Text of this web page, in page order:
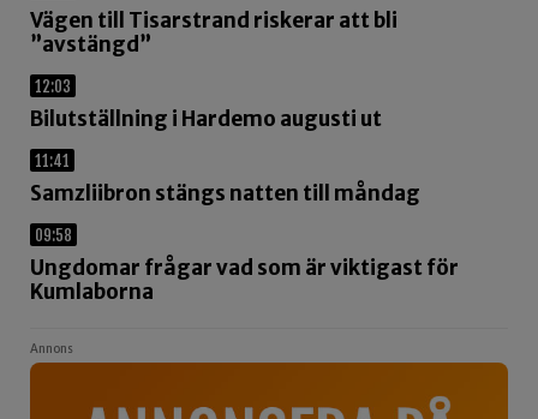
Vägen till Tisarstrand riskerar att bli
”avstängd”
12:03
Bilutställning i Hardemo augusti ut
11:41
Samzliibron stängs natten till måndag
09:58
Ungdomar frågar vad som är viktigast för
Kumlaborna
Annons